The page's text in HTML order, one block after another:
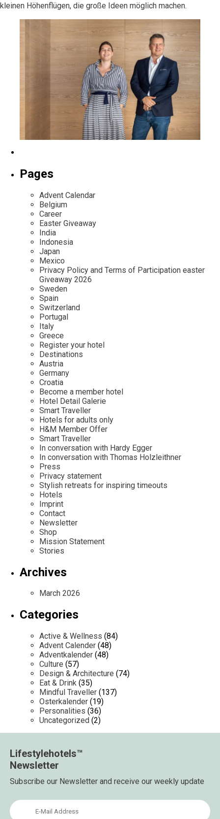
kleinen Höhenflügen, die große Ideen möglich machen.
Pages
Advent Calendar
Belgium
Career
Easter Giveaway
India
Indonesia
Japan
Mexico
Privacy Policy and Terms of Participation easter
Giveaway 2026
Sweden
Spain
Switzerland
Portugal
Italy
Greece
Register your hotel
Destinations
Austria
Germany
Croatia
Become a member hotel
Hotel Detail Galerie
Smart Traveller
Hotels for adults only
H&M Member Offer
Smart Traveller
In conversation with Hardy Egger
In conversation with Thomas Holzleithner
Press
Privacy statement
Stylish retreats for inspiring timeouts
Hotels
Imprint
Contact
Newsletter
Shop
Mission Statement
Stories
Archives
March 2026
Categories
Active & Wellness (84)
Advent Calender (48)
Adventkalender (48)
Culture (57)
Design & Architecture (74)
Eat & Drink (35)
Mindful Traveller (137)
Osterkalender (19)
Personalities (36)
Uncategorized (2)
Lifestylehotels™
Newsletter
Subscribe our Newsletter and receive our weekly update